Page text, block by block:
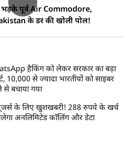
भड़के पूर्व Air Commodore,
के डर की खोली पोल!
हैकिंग को लेकर सरकार का बड़ा
10,000 से ज्यादा भारतीयों को साइबर
बचाया गया
के लिए खुशखबरी! 288 रुपये के खर्च
अनलिमिटेड कॉलिंग और डेटा